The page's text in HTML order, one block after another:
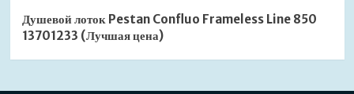
Душевой лоток Pestan Confluo Frameless Line 850
13701233 (Лучшая цена)